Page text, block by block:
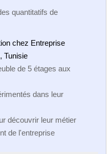
quantitatifs de
chez Entreprise
Tunisie
de 5 étages aux
dans leur
découvrir leur métier
de l'entreprise